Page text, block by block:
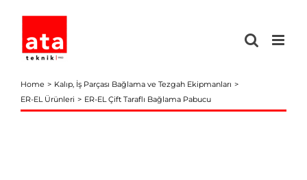
content
Home
Kalıp, İş Parçası Bağlama ve Tezgah Ekipmanları
ER-EL Ürünleri
ER-EL Çift Taraflı Bağlama Pabucu